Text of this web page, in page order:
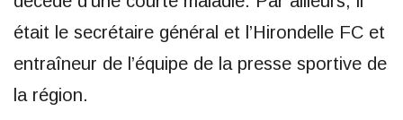
était le secrétaire général et l’Hirondelle FC et
entraîneur de l’équipe de la presse sportive de
la région.